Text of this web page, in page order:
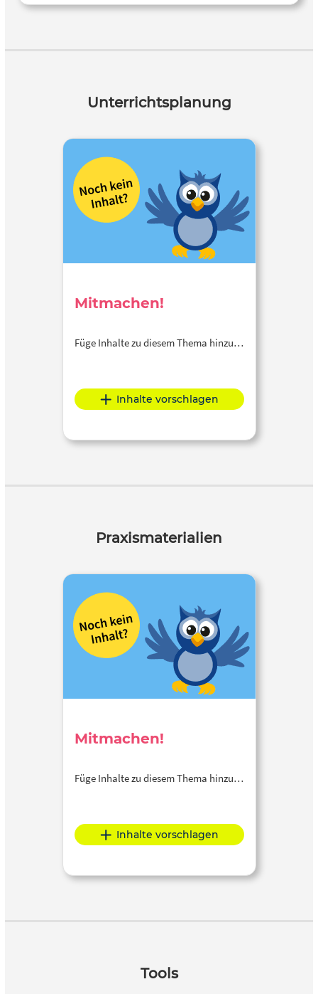
Unterrichtsplanung
Mitmachen!
Füge Inhalte zu diesem Thema hinzu…
Inhalte vorschlagen
Praxismaterialien
Mitmachen!
Füge Inhalte zu diesem Thema hinzu…
Inhalte vorschlagen
Tools